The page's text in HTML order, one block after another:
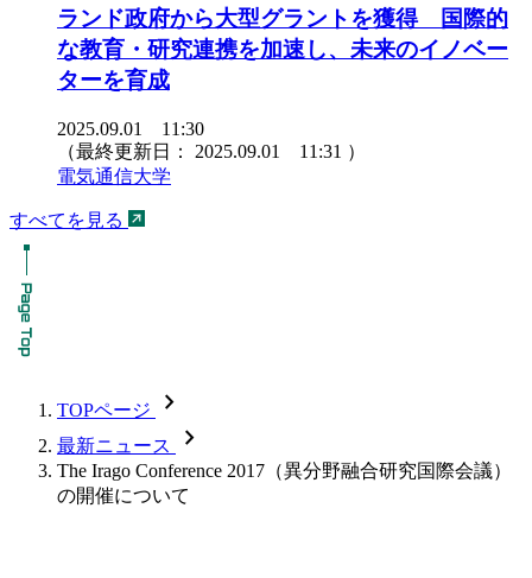
ランド政府から大型グラントを獲得 国際的
な教育・研究連携を加速し、未来のイノベー
ターを育成
2025.09.01 11:30
（最終更新日： 2025.09.01 11:31 ）
電気通信大学
すべてを見る
TOPページ chevron_forward
最新ニュース chevron_forward
The Irago Conference 2017（異分野融合研究国際会議）
の開催について